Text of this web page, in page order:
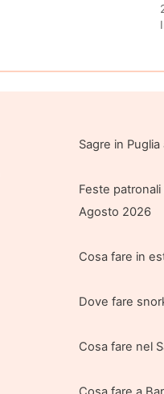
Sagre in
Feste
Agosto 2026
Cosa fare in
Dove fare
Cosa fare nel